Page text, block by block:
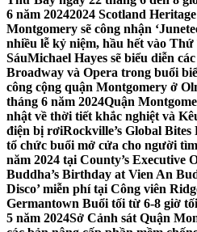
6 năm 20242024 Scotland
Montgomery sẽ công nhận
nhiều lễ kỷ niệm, hầu hết vào
SáuMichael Hayes sẽ biểu diễn
Broadway và Opera trong buổi
công cộng quận Montgomery ở
tháng 6 năm 2024Quận
nhật về thời tiết khắc nghiệt và
điện bị rơiRockville’s Global Bites
tổ chức buổi mở cửa cho người
năm 2024 tại County’s Executive
Buddha’s Birthday at Vien An
Disco’ miễn phí tại Công viên
Germantown Buổi tối từ 6-8 giờ
5 năm 2024Sở Cảnh sát Quận